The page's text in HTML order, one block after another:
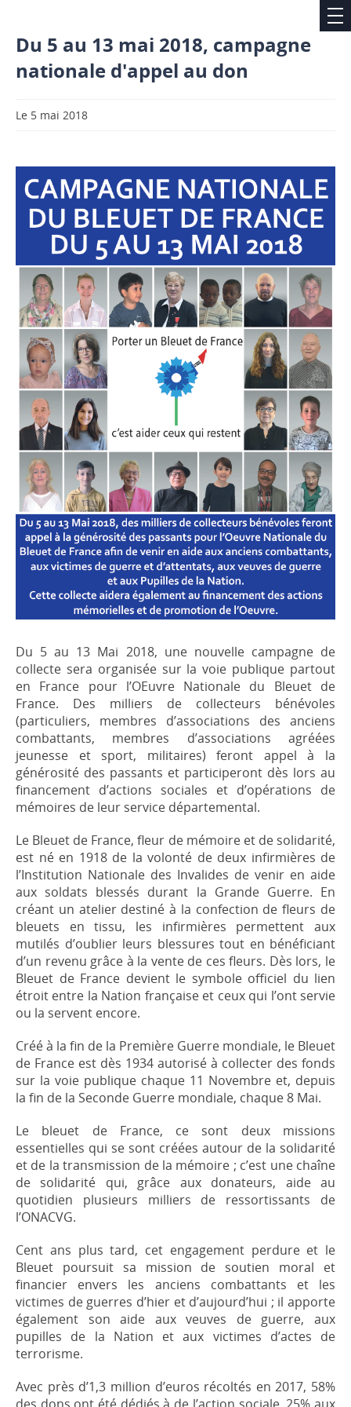
Du 5 au 13 mai 2018, campagne
nationale d'appel au don
Le 5 mai 2018
Du 5 au 13 Mai 2018, une nouvelle campagne de
collecte sera organisée sur la voie publique partout
en France pour l’OEuvre Nationale du Bleuet de
France. Des milliers de collecteurs bénévoles
(particuliers, membres d’associations des anciens
combattants, membres d’associations agréées
jeunesse et sport, militaires) feront appel à la
générosité des passants et participeront dès lors au
financement d’actions sociales et d’opérations de
mémoires de leur service départemental.
Le Bleuet de France, fleur de mémoire et de solidarité,
est né en 1918 de la volonté de deux infirmières de
l’Institution Nationale des Invalides de venir en aide
aux soldats blessés durant la Grande Guerre. En
créant un atelier destiné à la confection de fleurs de
bleuets en tissu, les infirmières permettent aux
mutilés d’oublier leurs blessures tout en bénéficiant
d’un revenu grâce à la vente de ces fleurs. Dès lors, le
Bleuet de France devient le symbole officiel du lien
étroit entre la Nation française et ceux qui l’ont servie
ou la servent encore.
Créé à la fin de la Première Guerre mondiale, le Bleuet
de France est dès 1934 autorisé à collecter des fonds
sur la voie publique chaque 11 Novembre et, depuis
la fin de la Seconde Guerre mondiale, chaque 8 Mai.
Le bleuet de France, ce sont deux missions
essentielles qui se sont créées autour de la solidarité
et de la transmission de la mémoire ; c’est une chaîne
de solidarité qui, grâce aux donateurs, aide au
quotidien plusieurs milliers de ressortissants de
l’ONACVG.
Cent ans plus tard, cet engagement perdure et le
Bleuet poursuit sa mission de soutien moral et
financier envers les anciens combattants et les
victimes de guerres d’hier et d’aujourd’hui ; il apporte
également son aide aux veuves de guerre, aux
pupilles de la Nation et aux victimes d’actes de
terrorisme.
Avec près d’1,3 million d’euros récoltés en 2017, 58%